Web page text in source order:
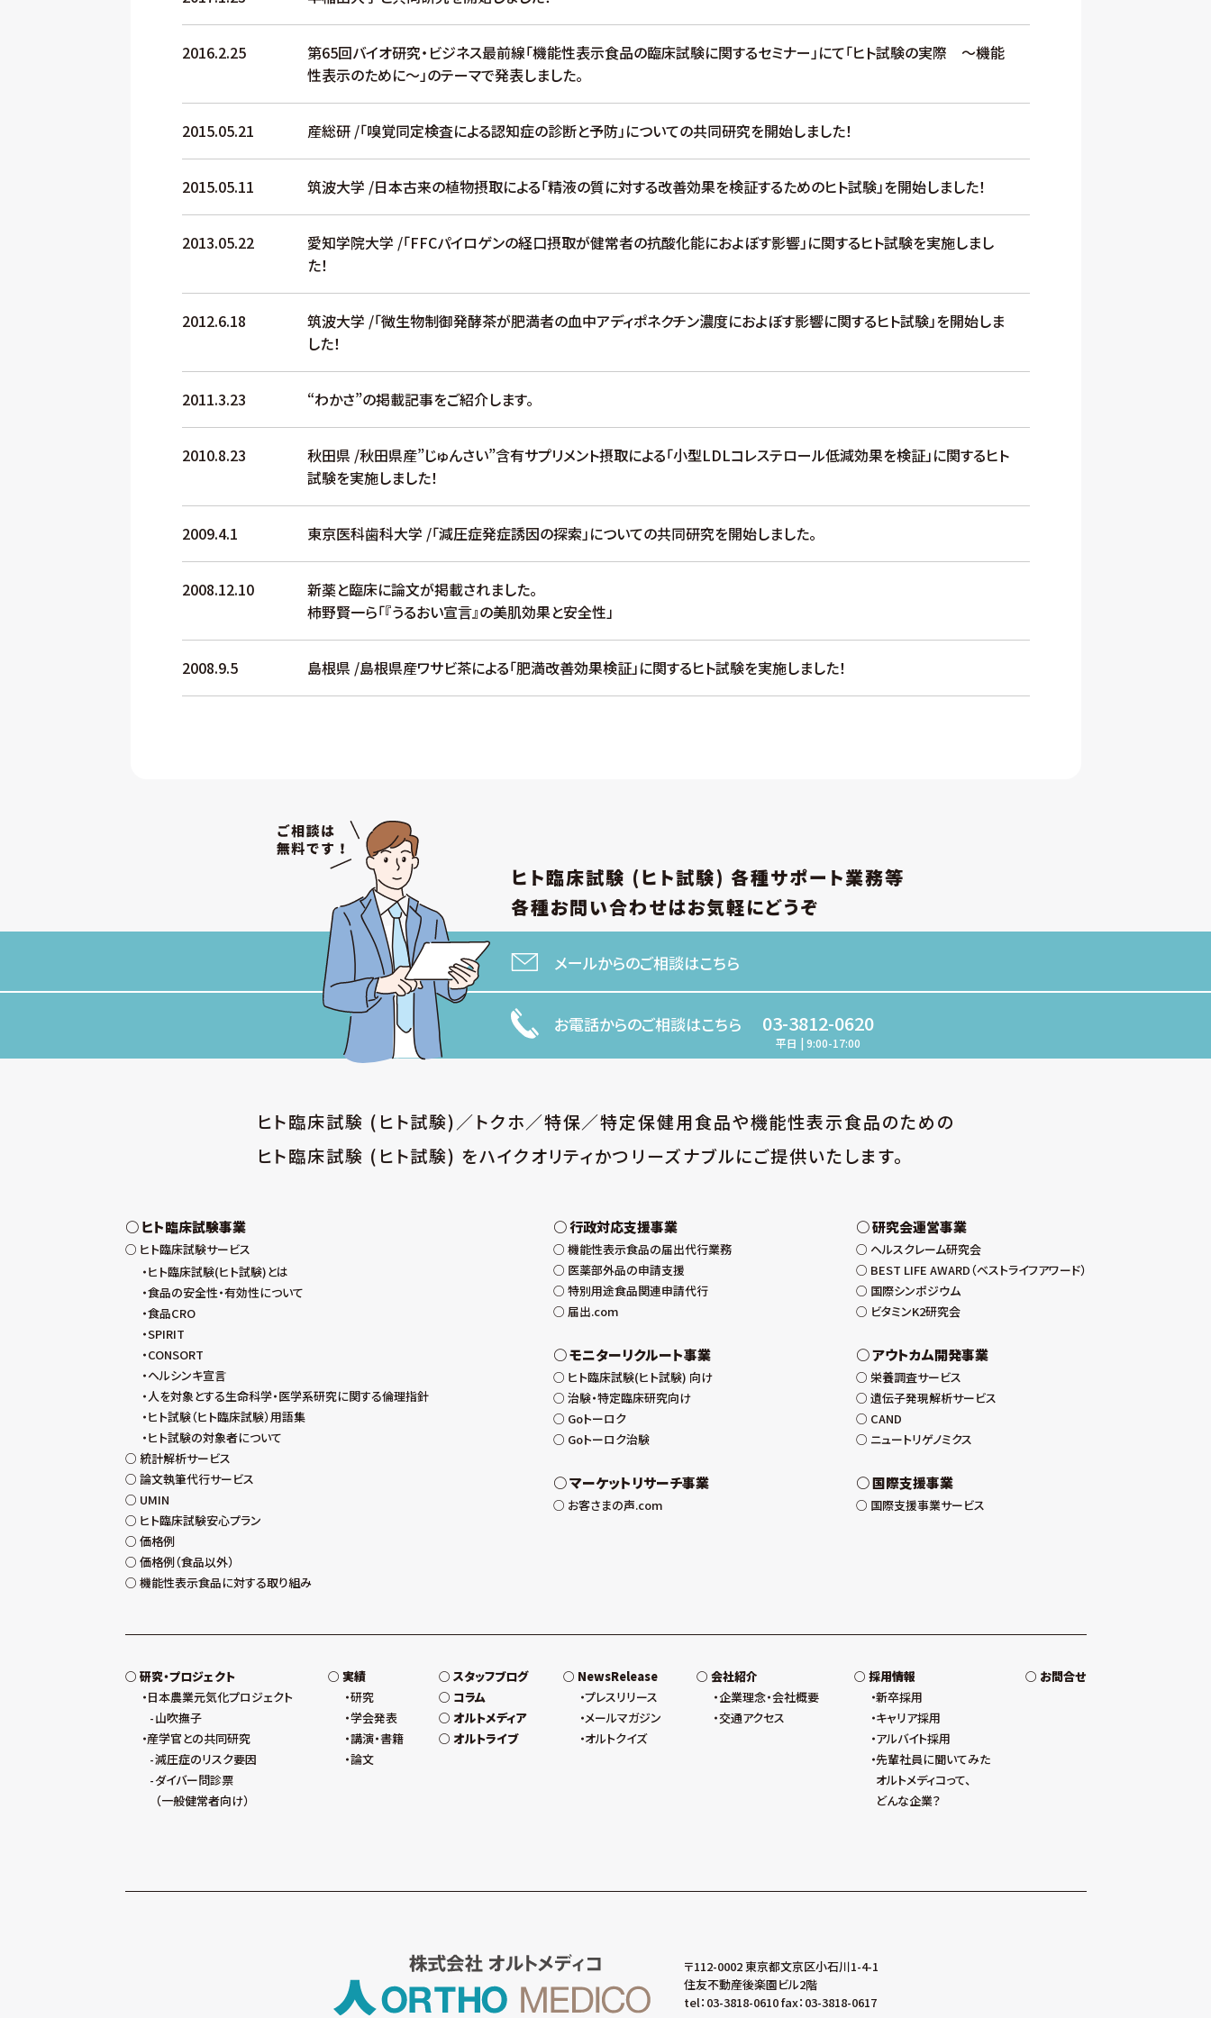
2016.2.25
第65回バイオ研究・ビジネス最前線「機能性表示食品の臨床試験に関するセミナー」にて「ヒト試験の実際 ～機能
性表示のために～」のテーマで発表しました。
2015.05.21 産総研 /「嗅覚同定検査による認知症の診断と予防」についての共同研究を開始しました！
2015.05.11 筑波大学 /日本古来の植物摂取による「精液の質に対する改善効果を検証するためのヒト試験」を開始しました！
2013.05.22
愛知学院大学 /「FFCパイロゲンの経口摂取が健常者の抗酸化能におよぼす影響」に関するヒト試験を実施しまし
た！
2012.6.18
筑波大学 /「微生物制御発酵茶が肥満者の血中アディポネクチン濃度におよぼす影響に関するヒト試験」を開始しま
した！
2011.3.23 “わかさ”の掲載記事をご紹介します。
2010.8.23
秋田県 /秋田県産”じゅんさい”含有サプリメント摂取による「小型LDLコレステロール低減効果を検証」に関するヒト
試験を実施しました！
2009.4.1 東京医科歯科大学 /「減圧症発症誘因の探索」についての共同研究を開始しました。
2008.12.10
新薬と臨床に論文が掲載されました。
柿野賢一ら「『うるおい宣言』の美肌効果と安全性」
2008.9.5 島根県 /島根県産ワサビ茶による「肥満改善効果検証」に関するヒト試験を実施しました！
ヒト臨床試験 (ヒト試験) 各種サポート業務等
各種お問い合わせはお気軽にどうぞ
メールからのご相談はこちら
お電話からのご相談はこちら 03-3812-0620
平日 | 9:00-17:00
ヒト臨床試験 (ヒト試験)／トクホ／特保／特定保健用食品や機能性表示食品のための
ヒト臨床試験 (ヒト試験) をハイクオリティかつリーズナブルにご提供いたします。
ヒト臨床試験事業
ヒト臨床試験サービス
ヒト臨床試験(ヒト試験)とは
食品の安全性・有効性について
食品CRO
SPIRIT
CONSORT
ヘルシンキ宣言
人を対象とする生命科学・医学系研究に関する倫理指針
ヒト試験（ヒト臨床試験）用語集
ヒト試験の対象者について
統計解析サービス
論文執筆代行サービス
UMIN
ヒト臨床試験安心プラン
価格例
価格例（食品以外）
機能性表示食品に対する取り組み
行政対応支援事業
機能性表示食品の届出代行業務
医薬部外品の申請支援
特別用途食品関連申請代行
届出.com
モニターリクルート事業
ヒト臨床試験(ヒト試験) 向け
治験・特定臨床研究向け
Goトーロク
Goトーロク治験
マーケットリサーチ事業
お客さまの声.com
研究会運営事業
ヘルスクレーム研究会
BEST LIFE AWARD（ベストライフアワード）
国際シンポジウム
ビタミンK2研究会
アウトカム開発事業
栄養調査サービス
遺伝子発現解析サービス
CAND
ニュートリゲノミクス
国際支援事業
国際支援事業サービス
研究・プロジェクト
日本農業元気化プロジェクト
山吹撫子
産学官との共同研究
減圧症のリスク要因
ダイバー問診票
（一般健常者向け）
実績
研究
学会発表
講演・書籍
論文
スタッフブログ
コラム
オルトメディア
オルトライブ
NewsRelease
プレスリリース
メールマガジン
オルトクイズ
会社紹介
企業理念・会社概要
交通アクセス
採用情報
新卒採用
キャリア採用
アルバイト採用
先輩社員に聞いてみた
オルトメディコって、
どんな企業？
お問合せ
〒112-0002 東京都文京区小石川1-4-1
住友不動産後楽園ビル2階
tel：03-3818-0610 fax：03-3818-0617